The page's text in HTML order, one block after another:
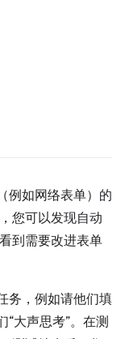
例如网络表单）的
您可以发现自动
到需要改进表单
务，例如请他们填
大声思考”。在测